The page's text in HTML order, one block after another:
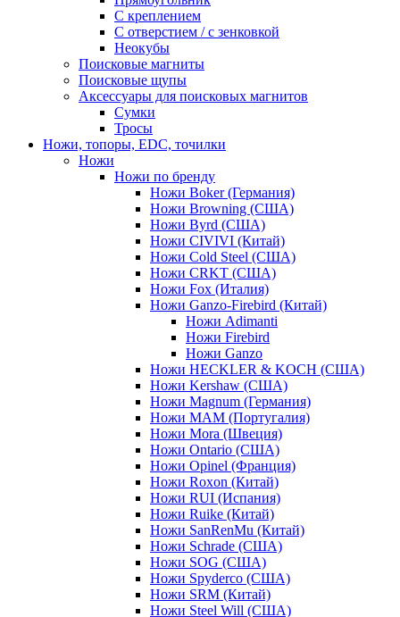
С креплением
С отверстием / с зенковкой
Неокубы
Поисковые магниты
Поисковые щупы
Аксессуары для поисковых магнитов
Сумки
Тросы
Ножи, топоры, EDC, точилки
Ножи
Ножи по бренду
Ножи Boker (Германия)
Ножи Browning (США)
Ножи Byrd (США)
Ножи CIVIVI (Китай)
Ножи Cold Steel (США)
Ножи CRKT (США)
Ножи Fox (Италия)
Ножи Ganzo-Firebird (Китай)
Ножи Adimanti
Ножи Firebird
Ножи Ganzo
Ножи HECKLER & KOCH (США)
Ножи Kershaw (США)
Ножи Magnum (Германия)
Ножи MAM (Португалия)
Ножи Mora (Швеция)
Ножи Ontario (США)
Ножи Opinel (Франция)
Ножи Roxon (Китай)
Ножи RUI (Испания)
Ножи Ruike (Китай)
Ножи SanRenMu (Китай)
Ножи Schrade (США)
Ножи SOG (США)
Ножи Spyderco (США)
Ножи SRM (Китай)
Ножи Steel Will (США)